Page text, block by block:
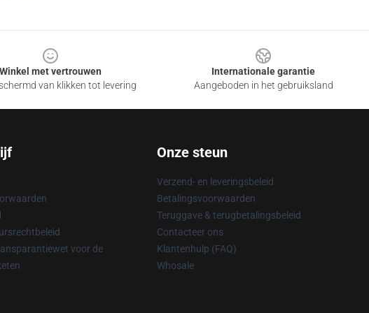
Winkel met vertrouwen
van klikken tot levering
Internationale garantie
Aangeboden in het gebruiksland
voor de
Onze steun
Verzend- en leveringsbeleid
Betalingsvoorwaarden
Teruggave & terugbetalingsbeleid
Contacteer ons
Klantenhulp (FAQ)
Whosale